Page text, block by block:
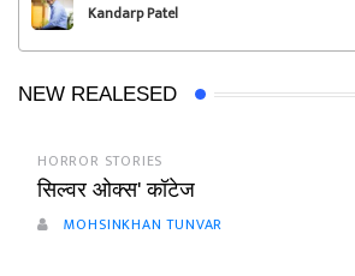
Kandarp Patel
NEW REALESED
HORROR STORIES
सिल्वर ओक्स' कॉटेज
MOHSINKHAN TUNVAR